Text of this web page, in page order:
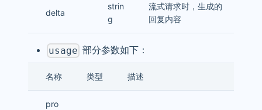
delta
strin
g
流式请求时，生成的
回复内容
usage 部分参数如下：
名称 类型 描述
pro